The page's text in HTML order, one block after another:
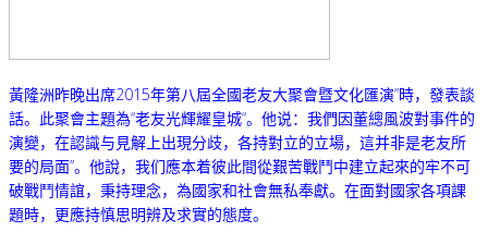
黃隆洲昨晚出席2015年第八屆全國老友大聚會暨文化匯演”時，發表談
話。此聚會主題為“老友光輝耀皇城“。他说：我們因董總風波對事件的
演變，在認識与見解上出現分歧，各持對立的立場，這并非是老友所
要的局面”。 他說，我们應本着彼此間從艱苦戰鬥中建立起來的牢不可
破戰鬥情誼，秉持理念，為國家和社會無私奉獻。在面對國家各項課
題時，更應持慎思明辨及求實的態度。